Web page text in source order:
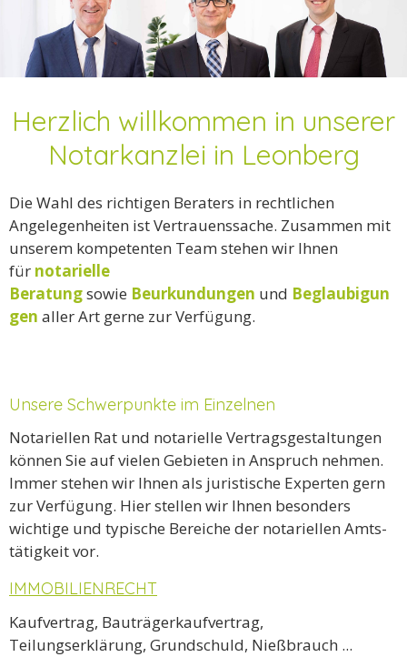
Herzlich willkommen in unserer
Notarkanzlei in Leonberg
Die Wahl des richtigen Beraters in rechtlichen
Angelegenheiten ist Vertrauenssache. Zusammen mit
unserem kompetenten Team stehen wir Ihnen
für notarielle
Beratungsowie Beurkundungen und Beglaubigun
gen aller Art gerne zur Verfügung.
Unsere Schwerpunkte im Einzelnen
Notariellen Rat und notarielle Vertragsgestaltungen
können Sie auf vielen Gebieten in An­spruch nehmen.
Immer stehen wir Ihnen als juristische Experten gern
zur Verfügung. Hier stellen wir Ihnen be­son­ders
wichtige und typische Bereiche der notariellen Amts­
tätig­keit vor.
IMMOBILIENRECHT
Kaufvertrag, Bauträgerkaufvertrag,
Teilungserklärung, Grundschuld, Nießbrauch ...